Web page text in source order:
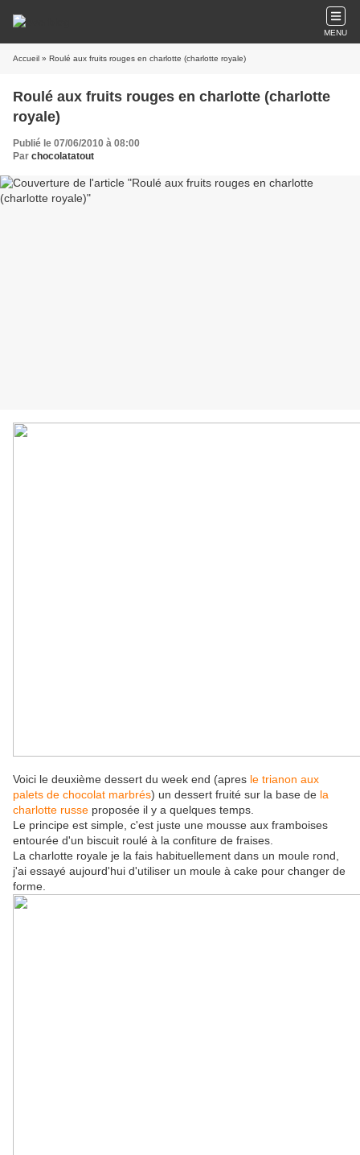
MENU
Accueil » Roulé aux fruits rouges en charlotte (charlotte royale)
Roulé aux fruits rouges en charlotte (charlotte
royale)
Publié le 07/06/2010 à 08:00
Par chocolatatout
Voici le deuxième dessert du week end (apres le trianon aux
palets de chocolat marbrés) un dessert fruité sur la base de la
charlotte russe proposée il y a quelques temps.
Le principe est simple, c'est juste une mousse aux framboises
entourée d'un biscuit roulé à la confiture de fraises.
La charlotte royale je la fais habituellement dans un moule rond,
j'ai essayé aujourd'hui d'utiliser un moule à cake pour changer de
forme.